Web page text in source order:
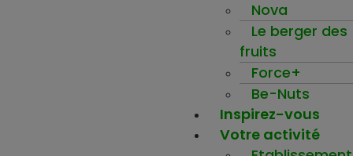
Nova
Le berger des
fruits
Force+
Be-Nuts
Inspirez-vous
Votre activité